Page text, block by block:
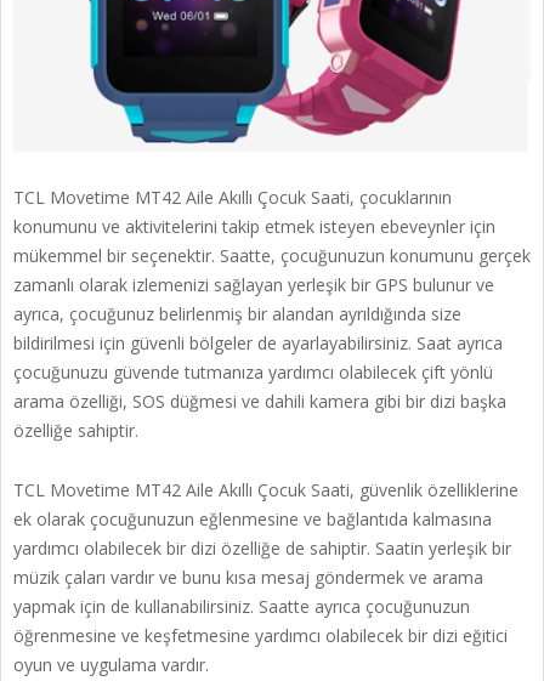
TCL Movetime MT42 Aile Akıllı Çocuk Saati, çocuklarının
konumunu ve aktivitelerini takip etmek isteyen ebeveynler için
mükemmel bir seçenektir. Saatte, çocuğunuzun konumunu gerçek
zamanlı olarak izlemenizi sağlayan yerleşik bir GPS bulunur ve
ayrıca, çocuğunuz belirlenmiş bir alandan ayrıldığında size
bildirilmesi için güvenli bölgeler de ayarlayabilirsiniz. Saat ayrıca
çocuğunuzu güvende tutmanıza yardımcı olabilecek çift yönlü
arama özelliği, SOS düğmesi ve dahili kamera gibi bir dizi başka
özelliğe sahiptir.
TCL Movetime MT42 Aile Akıllı Çocuk Saati, güvenlik özelliklerine
ek olarak çocuğunuzun eğlenmesine ve bağlantıda kalmasına
yardımcı olabilecek bir dizi özelliğe de sahiptir. Saatin yerleşik bir
müzik çaları vardır ve bunu kısa mesaj göndermek ve arama
yapmak için de kullanabilirsiniz. Saatte ayrıca çocuğunuzun
öğrenmesine ve keşfetmesine yardımcı olabilecek bir dizi eğitici
oyun ve uygulama vardır.